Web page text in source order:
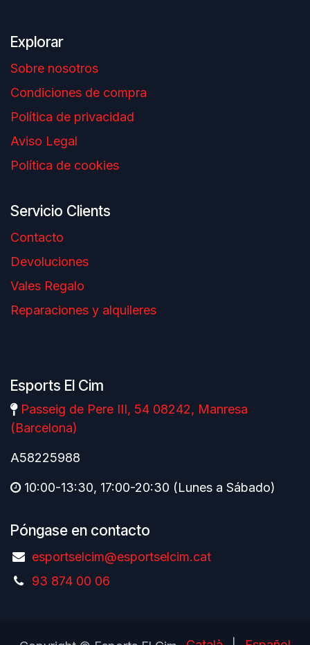
Explorar
Sobre nosotros
Condiciones de compra
Política de privacidad
Aviso Legal
Política de cookies
Servicio Clients
Contacto
Devoluciones
Vales Regalo
Reparaciones y alquileres
Esports El Cim
Passeig de Pere III, 54 08242, Manresa
(Barcelona)
A58225988
10:00-13:30, 17:00-20:30 (Lunes a Sábado)
Póngase en contacto
esportselcim@esportselcim.cat
93 874 00 06